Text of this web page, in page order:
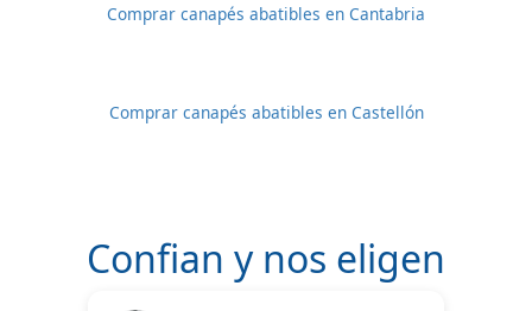
Comprar canapés abatibles en Cantabria
Comprar canapés abatibles en Castellón
Confian y nos eligen